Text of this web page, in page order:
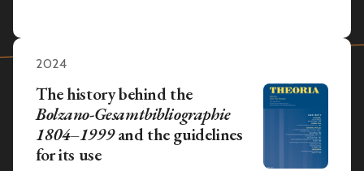
2024
The history behind the
Bolzano-Gesamtbibliographie
1804–1999and the guidelines
for its use